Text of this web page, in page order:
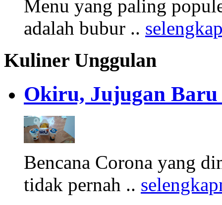
Menu yang paling
adalah bubur ..
Kuliner Unggulan
Okiru, Jujugan Baru
Bencana Corona yang
tidak pernah ..